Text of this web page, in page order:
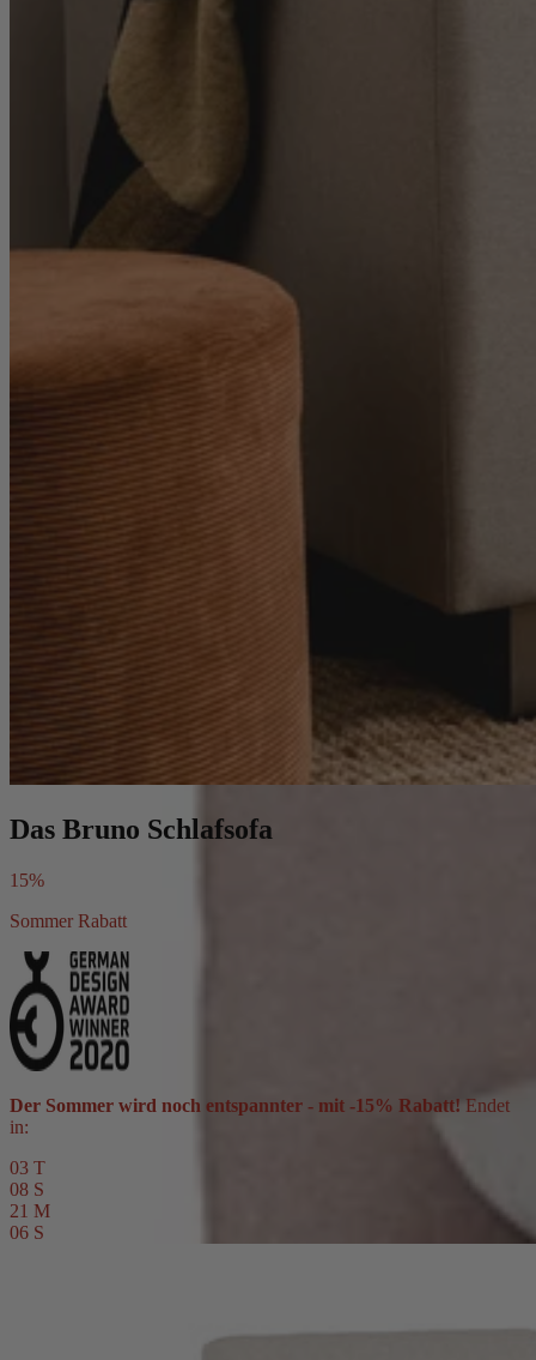
Das Bruno Schlafsofa
15%
Sommer Rabatt
Der Sommer wird noch entspannter - mit -15% Rabatt! Endet
in:
03 T
08 S
21 M
02 S